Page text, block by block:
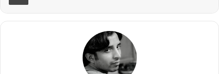
कपिल शर्मा की इस तस्‍वीर को एम्सटर्डम की बताया जा रहा है. इसे सीसीटीवी के
जरिए कैमरे में कैद किया गया है. शायद कपिल खरीदारी करने किसी शॉपिंग मॉल में